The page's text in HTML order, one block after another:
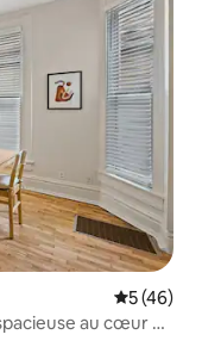
5 (46)
au cœur de